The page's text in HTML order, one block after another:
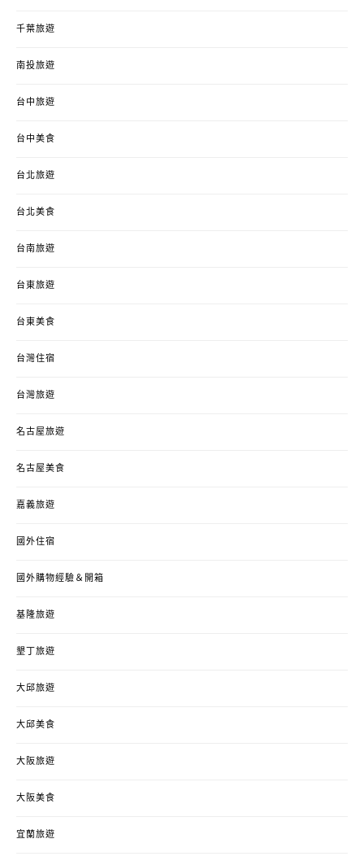
千葉旅遊
南投旅遊
台中旅遊
台中美食
台北旅遊
台北美食
台南旅遊
台東旅遊
台東美食
台灣住宿
台灣旅遊
名古屋旅遊
名古屋美食
嘉義旅遊
國外住宿
國外購物經驗＆開箱
基隆旅遊
墾丁旅遊
大邱旅遊
大邱美食
大阪旅遊
大阪美食
宜蘭旅遊